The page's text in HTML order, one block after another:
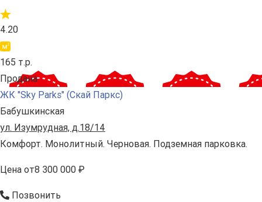
4.20
165 т.р.
Продана
ЖК "Sky Parks" (Скай Паркс)
Бабушкинская
ул. Изумрудная, д.18/14
Комфорт. Монолитный. Черновая. Подземная парковка.
Цена от8 300 000 ₽
Позвонить